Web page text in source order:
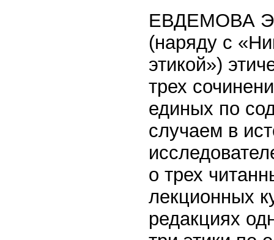
ЕВДЕМОВА
(наряду с
этикой»)
трех
единых по
случаем в
о трех
лекционных
редакциях